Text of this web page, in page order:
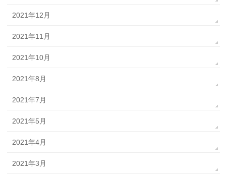
2021年12月
2021年11月
2021年10月
2021年8月
2021年7月
2021年5月
2021年4月
2021年3月